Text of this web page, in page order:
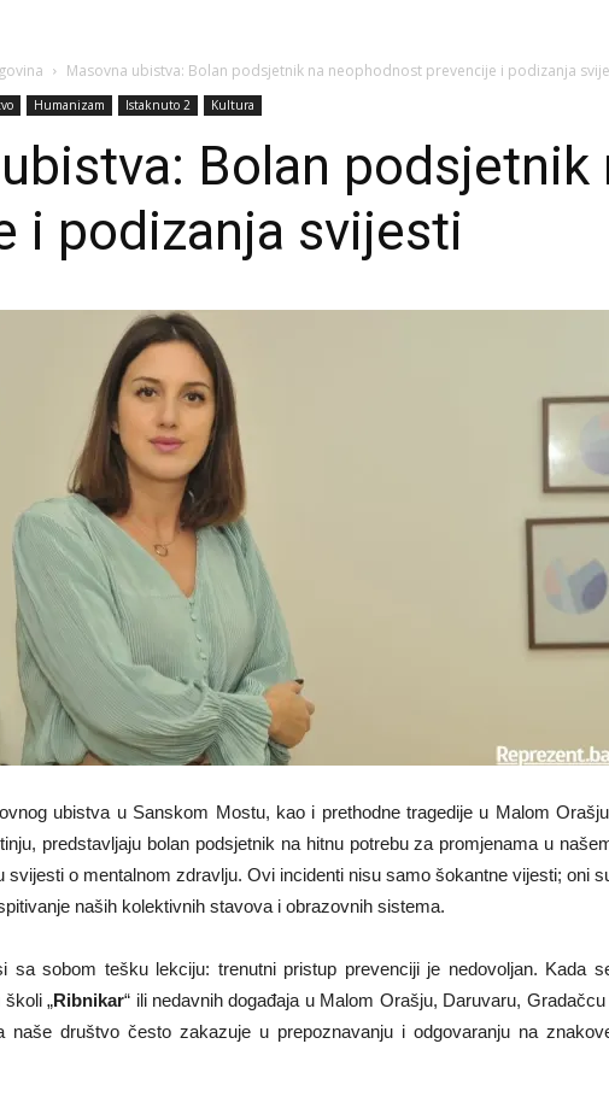
Masovna ubistva: Bolan podsjetnik na neophodnost prevencije i podizanja
Humanizam Istaknuto 2 Kultura
Bolan
i podizanja svijesti
ubistva u Sanskom Mostu, kao i prethodne tragedije u Malom
predstavljaju bolan podsjetnik na hitnu potrebu za promjenama u
svijesti o mentalnom zdravlju. Ovi incidenti nisu samo šokantne vijesti; oni
naših kolektivnih stavova i obrazovnih sistema.
sa sobom tešku lekciju: trenutni pristup prevenciji je nedovoljan. Kada
„Ribnikar“ ili nedavnih događaja u Malom Orašju, Daruvaru, Gradačcu
naše društvo često zakazuje u prepoznavanju i odgovaranju na